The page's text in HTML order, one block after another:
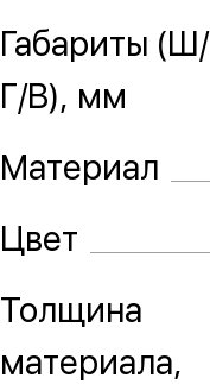
Габариты (Ш/
Г/В), мм
Материал
Цвет
Толщина
материала,